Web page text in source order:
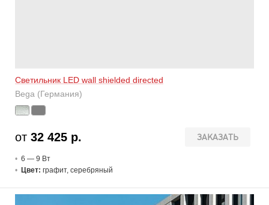
Светильник LED wall shielded directed
Bega (Германия)
ЗАКАЗАТЬ
от 32 425 р.
6 — 9 Вт
Цвет: графит, серебряный